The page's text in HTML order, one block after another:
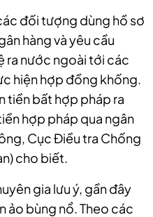
đối tượng dùng hồ sơ
hàng và yêu cầu
ra nước ngoài tới các
hiện hợp đồng khống.
tiền bất hợp pháp ra
hợp pháp qua ngân
Cục Điều tra Chống
cho biết.
gia lưu ý, gần đây
ảo bùng nổ. Theo các